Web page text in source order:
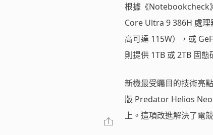
根據《Notebookcheck
Core Ultra 9 386H 處理
高可達 115W），或
則提供 1TB 或 2TB 固態
新機最受矚目的技術亮
版 Predator Helios Neo
上。這項改進解決了電